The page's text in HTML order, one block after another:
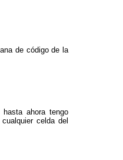
de código de la
ahora tengo
celda del